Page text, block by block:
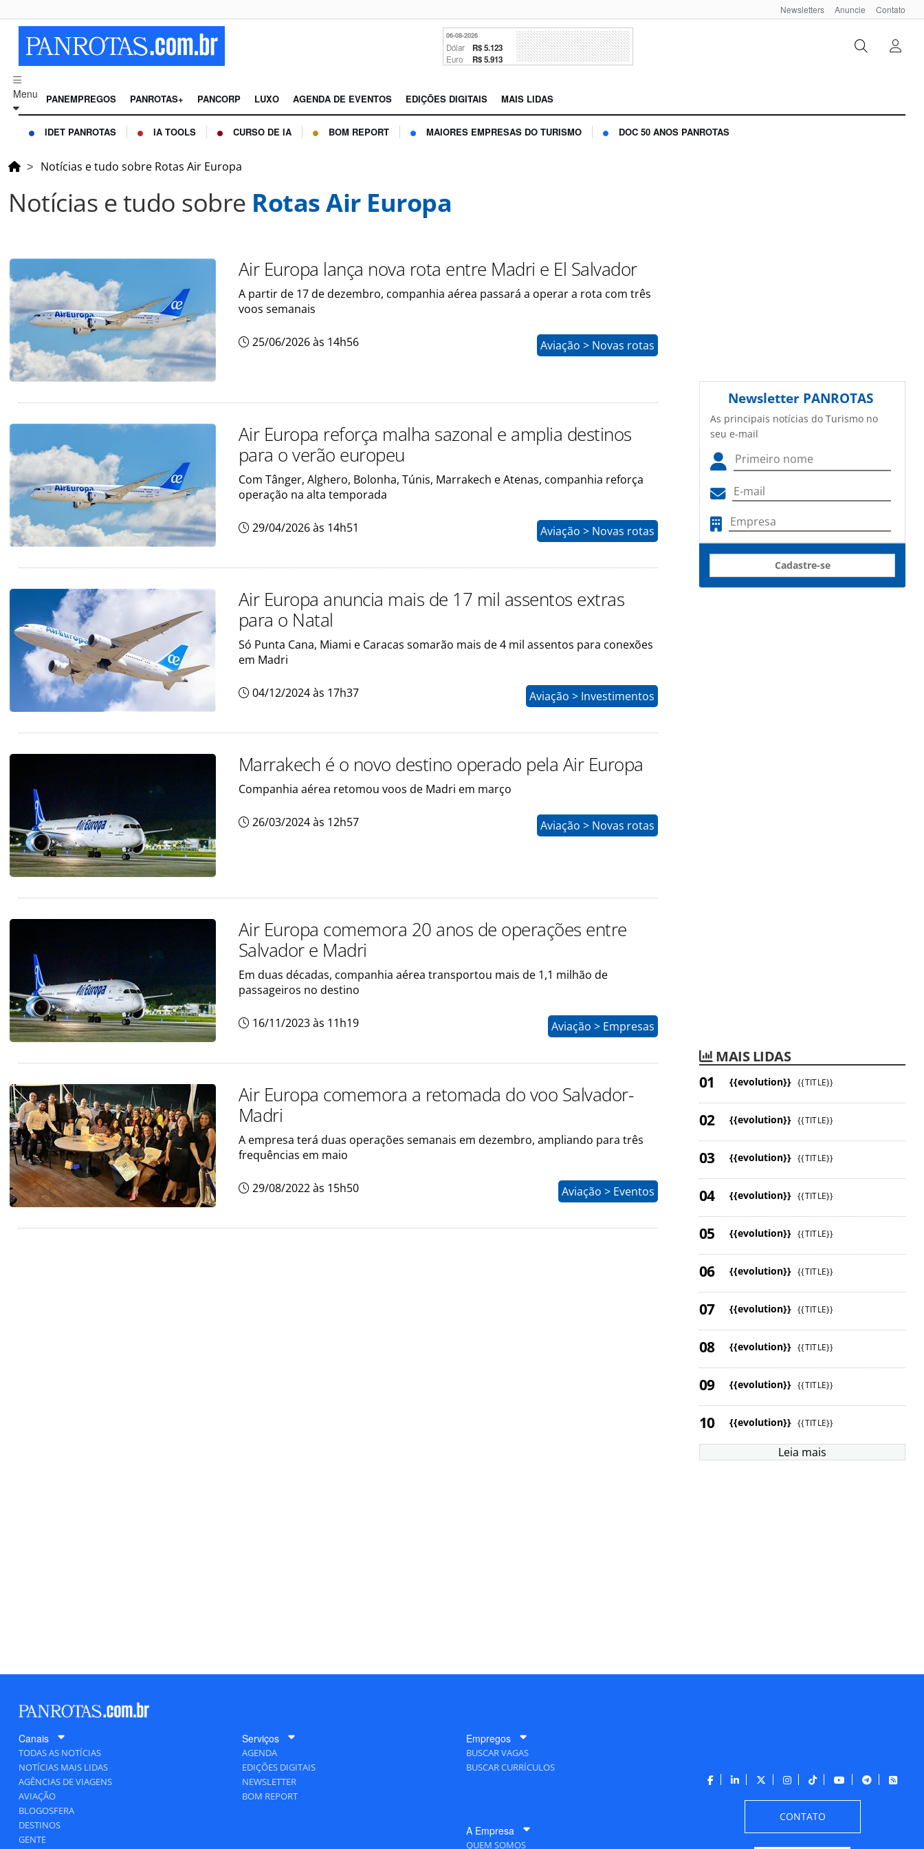
Newsletters Anuncie Contato
06-08-2026
Dólar R$ 5.123
Euro R$ 5.913
Menu PANEMPREGOS PANROTAS+ PANCORP LUXO AGENDA DE EVENTOS EDIÇÕES DIGITAIS MAIS LIDAS
IDET PANROTAS IA TOOLS CURSO DE IA BOM REPORT MAIORES EMPRESAS DO TURISMO DOC 50 ANOS PANROTAS
Notícias e tudo sobre Rotas Air Europa
Notícias e tudo sobre Rotas Air Europa
Air Europa lança nova rota entre Madri e El Salvador
A partir de 17 de dezembro, companhia aérea passará a operar a rota com três
voos semanais
25/06/2026 às 14h56 Aviação > Novas rotas
Air Europa reforça malha sazonal e amplia destinos
para o verão europeu
Com Tânger, Alghero, Bolonha, Túnis, Marrakech e Atenas, companhia reforça
operação na alta temporada
29/04/2026 às 14h51 Aviação > Novas rotas
Air Europa anuncia mais de 17 mil assentos extras
para o Natal
Só Punta Cana, Miami e Caracas somarão mais de 4 mil assentos para conexões
em Madri
04/12/2024 às 17h37 Aviação > Investimentos
Marrakech é o novo destino operado pela Air Europa
Companhia aérea retomou voos de Madri em março
26/03/2024 às 12h57 Aviação > Novas rotas
Air Europa comemora 20 anos de operações entre
Salvador e Madri
Em duas décadas, companhia aérea transportou mais de 1,1 milhão de
passageiros no destino
16/11/2023 às 11h19 Aviação > Empresas
Air Europa comemora a retomada do voo Salvador-
Madri
A empresa terá duas operações semanais em dezembro, ampliando para três
frequências em maio
29/08/2022 às 15h50 Aviação > Eventos
Newsletter PANROTAS
As principais notícias do Turismo no
seu e-mail
Cadastre-se
MAIS LIDAS
{{evolution}} {{TITLE}}
{{evolution}} {{TITLE}}
{{evolution}} {{TITLE}}
{{evolution}} {{TITLE}}
{{evolution}} {{TITLE}}
{{evolution}} {{TITLE}}
{{evolution}} {{TITLE}}
{{evolution}} {{TITLE}}
{{evolution}} {{TITLE}}
{{evolution}} {{TITLE}}
Leia mais
Canais
TODAS AS NOTÍCIAS
NOTÍCIAS MAIS LIDAS
AGÊNCIAS DE VIAGENS
AVIAÇÃO
BLOGOSFERA
DESTINOS
GENTE
Serviços
AGENDA
EDIÇÕES DIGITAIS
NEWSLETTER
BOM REPORT
Empregos
BUSCAR VAGAS
BUSCAR CURRÍCULOS
A Empresa
QUEM SOMOS
CONTATO